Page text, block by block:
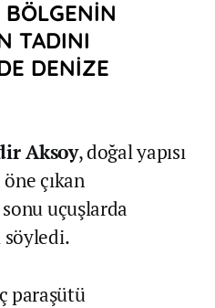
TADINI
DENİZE
Aksoy, doğal yapısı
çıkan
uçuşlarda
söyledi.
paraşütü